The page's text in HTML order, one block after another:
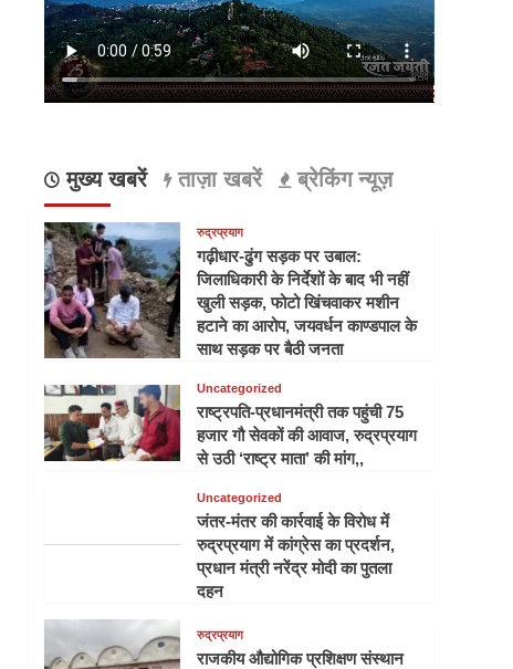
मुख्य खबरें ताज़ा खबरें ब्रेकिंग न्यूज़
रुद्रप्रयाग
गढ़ीधार-ढुंग सड़क पर उबाल:
जिलाधिकारी के निर्देशों के बाद भी नहीं
खुली सड़क, फोटो खिंचवाकर मशीन
हटाने का आरोप, जयवर्धन काण्डपाल के
साथ सड़क पर बैठी जनता
Uncategorized
राष्ट्रपति-प्रधानमंत्री तक पहुंची 75
हजार गौ सेवकों की आवाज, रुद्रप्रयाग
से उठी ‘राष्ट्र माता’ की मांग,,
Uncategorized
जंतर-मंतर की कार्रवाई के विरोध में
रुद्रप्रयाग में कांग्रेस का प्रदर्शन,
प्रधान मंत्री नरेंद्र मोदी का पुतला
दहन
रुद्रप्रयाग
राजकीय औद्योगिक प्रशिक्षण संस्थान